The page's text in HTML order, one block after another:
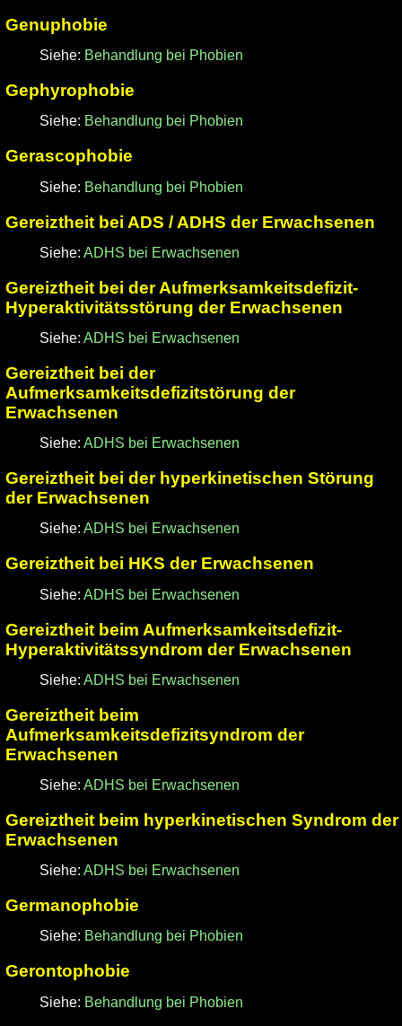
Genuphobie
Siehe: Behandlung bei Phobien
Gephyrophobie
Siehe: Behandlung bei Phobien
Gerascophobie
Siehe: Behandlung bei Phobien
Gereiztheit bei ADS / ADHS der Erwachsenen
Siehe:ADHS bei Erwachsenen
Gereiztheit bei der Aufmerksamkeitsdefizit-
Hyperaktivitätsstörung der Erwachsenen
Siehe:ADHS bei Erwachsenen
Gereiztheit bei der
Aufmerksamkeitsdefizitstörung der
Erwachsenen
Siehe:ADHS bei Erwachsenen
Gereiztheit bei der hyperkinetischen Störung
der Erwachsenen
Siehe:ADHS bei Erwachsenen
Gereiztheit bei HKS der Erwachsenen
Siehe:ADHS bei Erwachsenen
Gereiztheit beim Aufmerksamkeitsdefizit-
Hyperaktivitätssyndrom der Erwachsenen
Siehe:ADHS bei Erwachsenen
Gereiztheit beim
Aufmerksamkeitsdefizitsyndrom der
Erwachsenen
Siehe:ADHS bei Erwachsenen
Gereiztheit beim hyperkinetischen Syndrom der
Erwachsenen
Siehe:ADHS bei Erwachsenen
Germanophobie
Siehe: Behandlung bei Phobien
Gerontophobie
Siehe: Behandlung bei Phobien